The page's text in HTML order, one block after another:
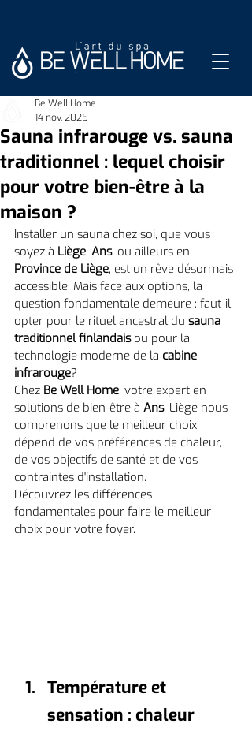
Sauna infrarouge vs. sauna
traditionnel : lequel choisir
pour votre bien-être à la
maison ?
Be Well Home
14 nov. 2025
Installer un sauna chez soi, que vous
soyez à Liège, Ans, ou ailleurs en
Province de Liège, est un rêve désormais
accessible. Mais face aux options, la
question fondamentale demeure : faut-il
opter pour le rituel ancestral du sauna
traditionnel finlandais ou pour la
technologie moderne de la cabine
infrarouge?
Chez Be Well Home, votre expert en
solutions de bien-être à Ans, Liège nous
comprenons que le meilleur choix
dépend de vos préférences de chaleur,
de vos objectifs de santé et de vos
contraintes d'installation.
Découvrez les différences
fondamentales pour faire le meilleur
choix pour votre foyer.
Température et
sensation : chaleur